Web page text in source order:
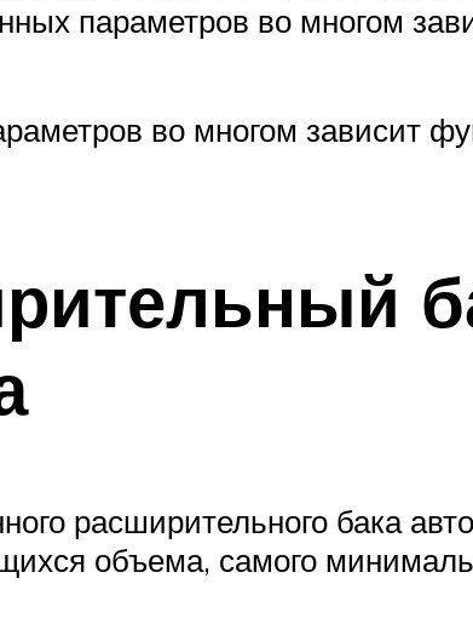
параметров во многом
во многом зависит
расширительного бака
объема, самого